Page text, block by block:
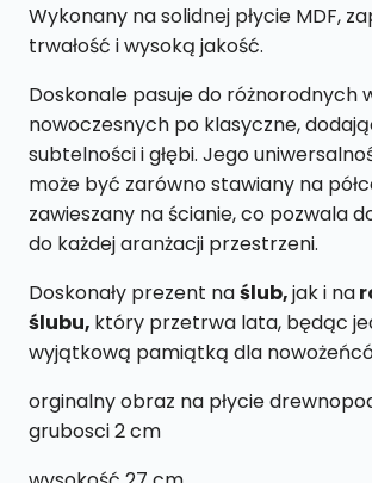
Wykonany na solidnej płycie MDF,
trwałość i wysoką jakość.
Doskonale pasuje do różnorodnych
nowoczesnych po klasyczne,
subtelności i głębi. Jego
może być zarówno stawiany na
zawieszany na ścianie, co pozwala
do każdej aranżacji przestrzeni.
Doskonały prezent naślub,jak i na
ślubu, który przetrwa lata, będąc
wyjątkową pamiątką dla
orginalny obraz na płycie
grubosci 2 cm